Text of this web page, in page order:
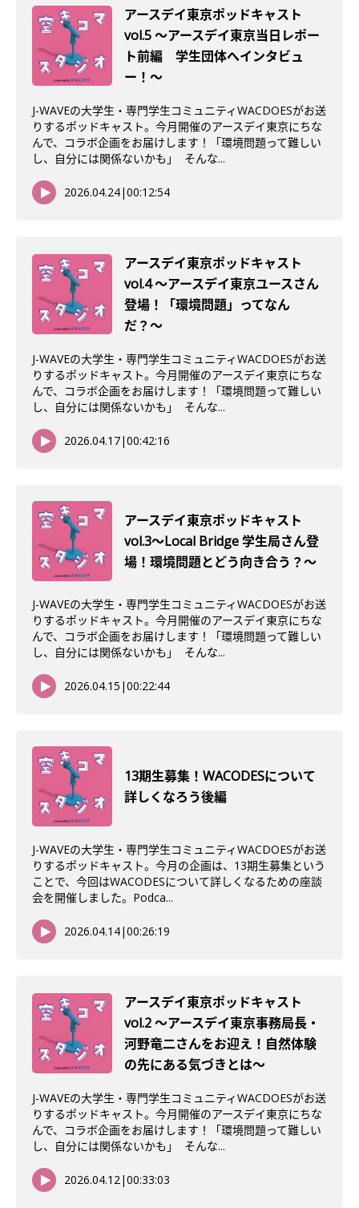
アースデイ東京ポッドキャスト
vol.5 〜アースデイ東京当日レポー
ト前編 学生団体へインタビュ
ー！〜
J-WAVEの大学生・専門学生コミュニティWACDOESがお送
りするポッドキャスト。今月開催のアースデイ東京にちな
んで、コラボ企画をお届けします！「環境問題って難しい
し、自分には関係ないかも」 そんな...
2026.04.24|00:12:54
アースデイ東京ポッドキャスト
vol.4 〜アースデイ東京ユースさん
登場！「環境問題」ってなん
だ？〜
J-WAVEの大学生・専門学生コミュニティWACDOESがお送
りするポッドキャスト。今月開催のアースデイ東京にちな
んで、コラボ企画をお届けします！「環境問題って難しい
し、自分には関係ないかも」 そんな...
2026.04.17|00:42:16
アースデイ東京ポッドキャスト
vol.3〜Local Bridge 学生局さん登
場！環境問題とどう向き合う？〜
J-WAVEの大学生・専門学生コミュニティWACDOESがお送
りするポッドキャスト。今月開催のアースデイ東京にちな
んで、コラボ企画をお届けします！「環境問題って難しい
し、自分には関係ないかも」 そんな...
2026.04.15 |00:22:44
13期生募集！WACODESについて
詳しくなろう後編
J-WAVEの大学生・専門学生コミュニティWACDOESがお送
りするポッドキャスト。今月の企画は、13期生募集という
ことで、今回はWACODESについて詳しくなるための座談
会を開催しました。Podca...
2026.04.14|00:26:19
アースデイ東京ポッドキャスト
vol.2 〜アースデイ東京事務局長・
河野竜二さんをお迎え！自然体験
の先にある気づきとは〜
J-WAVEの大学生・専門学生コミュニティWACDOESがお送
りするポッドキャスト。今月開催のアースデイ東京にちな
んで、コラボ企画をお届けします！「環境問題って難しい
し、自分には関係ないかも」 そんな...
2026.04.12|00:33:03